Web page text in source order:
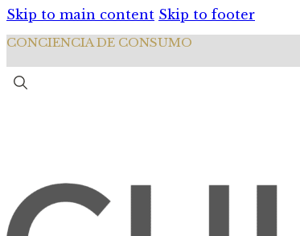
Skip to main content Skip to footer
CONCIENCIA DE CONSUMO